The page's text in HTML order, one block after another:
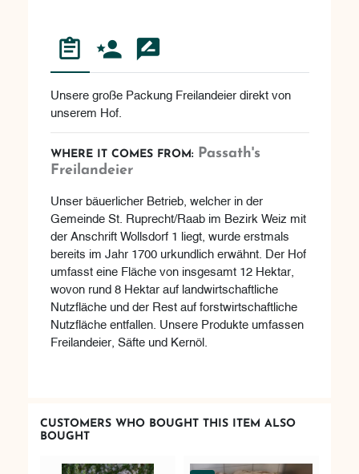
Unsere große Packung Freilandeier direkt von
unserem Hof.
WHERE IT COMES FROM:
Passath's
Freilandeier
Unser bäuerlicher Betrieb, welcher in der
Gemeinde St. Ruprecht/Raab im Bezirk Weiz mit
der Anschrift Wollsdorf 1 liegt, wurde erstmals
bereits im Jahr 1700 urkundlich erwähnt. Der Hof
umfasst eine Fläche von insgesamt 12 Hektar,
wovon rund 8 Hektar auf landwirtschaftliche
Nutzfläche und der Rest auf forstwirtschaftliche
Nutzfläche entfallen. Unsere Produkte umfassen
Freilandeier, Säfte und Kernöl.
CUSTOMERS WHO BOUGHT THIS ITEM ALSO
BOUGHT